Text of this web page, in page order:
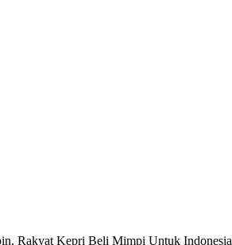
Rakyat Kepri Beli Mimpi Untuk Indonesia